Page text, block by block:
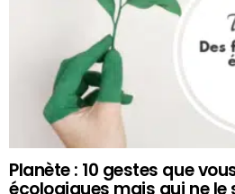
Planète : 10 gestes que
écologiques mais qui ne